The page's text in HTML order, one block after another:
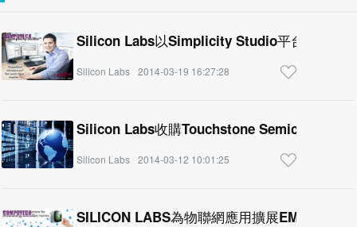
Silicon Labs以Simplicity Studio平台簡化嵌
Silicon Labs 2014-03-19 16:27:28
Silicon Labs收購Touchstone
Silicon Labs 2014-03-12 10:01:25
SILICON LABS為物聯網應用擴展EMBER